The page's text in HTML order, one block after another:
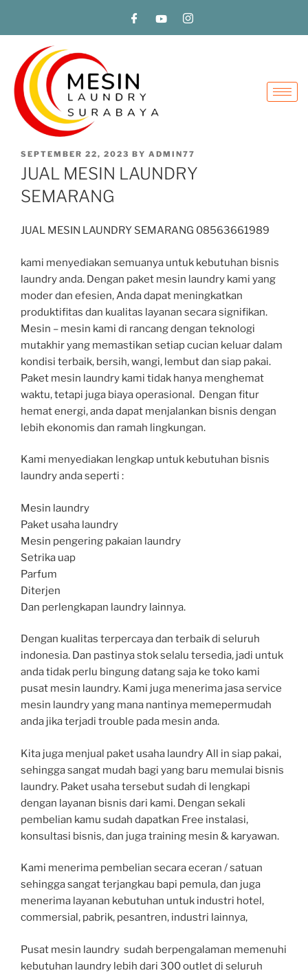
SEPTEMBER 22, 2023 BY ADMIN77
JUAL MESIN LAUNDRY
SEMARANG
JUAL MESIN LAUNDRY SEMARANG 08563661989
kami menyediakan semuanya untuk kebutuhan bisnis
laundry anda. Dengan paket mesin laundry kami yang
moder dan efesien, Anda dapat meningkatkan
produktifitas dan kualitas layanan secara signifikan.
Mesin – mesin kami di rancang dengan teknologi
mutakhir yang memastikan setiap cucian keluar dalam
kondisi terbaik, bersih, wangi, lembut dan siap pakai.
Paket mesin laundry kami tidak hanya menghemat
waktu, tetapi juga biaya operasional. Dengan fitur
hemat energi, anda dapat menjalankan bisnis dengan
lebih ekonomis dan ramah lingkungan.
Kami menyediakan lengkap untuk kebutuhan bisnis
laundry anda seperti :
Mesin laundry
Paket usaha laundry
Mesin pengering pakaian laundry
Setrika uap
Parfum
Diterjen
Dan perlengkapan laundry lainnya.
Dengan kualitas terpercaya dan terbaik di seluruh
indonesia. Dan pastinya stok selalu tersedia, jadi untuk
anda tidak perlu bingung datang saja ke toko kami
pusat mesin laundry. Kami juga menerima jasa service
mesin laundry yang mana nantinya memepermudah
anda jika terjadi trouble pada mesin anda.
Kita juga menjual paket usaha laundry All in siap pakai,
sehingga sangat mudah bagi yang baru memulai bisnis
laundry. Paket usaha tersebut sudah di lengkapi
dengan layanan bisnis dari kami. Dengan sekali
pembelian kamu sudah dapatkan Free instalasi,
konsultasi bisnis, dan juga training mesin & karyawan.
Kami menerima pembelian secara eceran / satuan
sehingga sangat terjangkau bapi pemula, dan juga
menerima layanan kebutuhan untuk industri hotel,
commersial, pabrik, pesantren, industri lainnya,
Pusat mesin laundry sudah berpengalaman memenuhi
kebutuhan laundry lebih dari 300 outlet di seluruh